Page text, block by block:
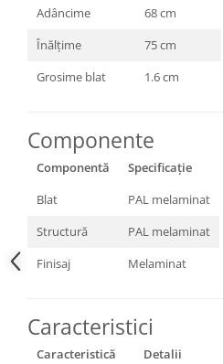
Adâncime
68 cm
Înălțime
75 cm
Grosime blat
1.6 cm
Componente
Componentă
Specificație
Blat
PAL melaminat
Structură
PAL melaminat
Finisaj
Melaminat
Caracteristici
Caracteristică
Detalii